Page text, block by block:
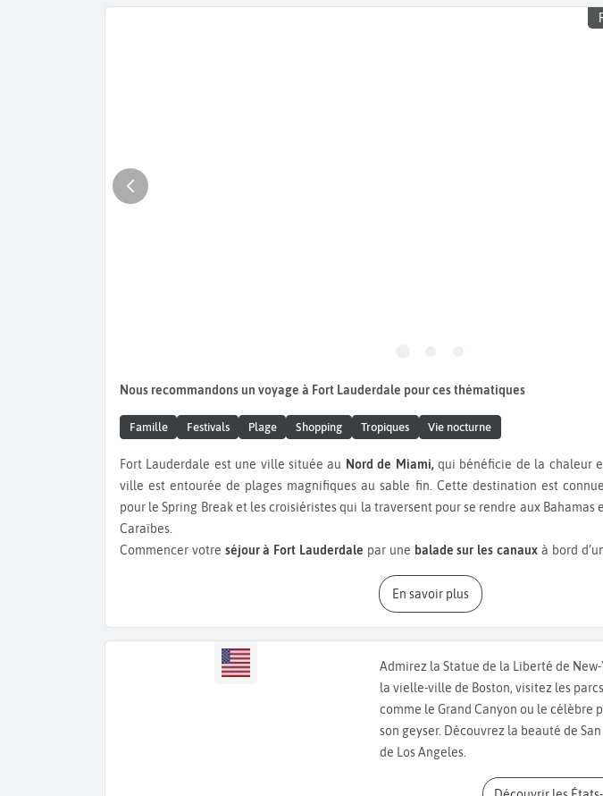
Nous recommandons un voyage à Fort Lauderdale pour ces thématiques
Famille Festivals Plage Shopping Tropiques Vie nocturne
Fort Lauderdale est une ville située au Nord de Miami,qui bénéficie de la chaleur
ville est entourée de plages magnifiques au sable fin. Cette destination est
pour le Spring Break et les croisiéristes qui la traversent pour se rendre aux Bahamas
Caraïbes.
Commencer votre séjour à Fort Lauderdale par une balade sur les canaux à bord
bords des canaux. Vous comprendrez vite pourquoi cette ville est surnommée la
Faites ensuite une pause et déjeunez dans l’un des restaurants situés le long du
latine. Vous pourrez déguster le « Cubano », un sandwich composé de jambon ou de
ou bien encore des pinces de crabe de roche avec une sauce tartare maison et un
Galleria Mall»
avec plus de
En savoir plus
Admirez la Statue de la Liberté de
la vielle-ville de Boston, visitez les
comme le Grand Canyon ou le célèbre
son geyser. Découvrez la beauté de
de Los Angeles.